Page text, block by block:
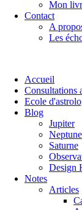
Mon
Contact
A
Les
Accueil
Consultations
Ecole
Blog
Jupiter
Neptune
Saturne
Design
Notes
Articles